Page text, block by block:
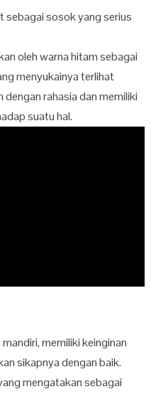
sebagai sosok yang serius
oleh warna hitam sebagai
menyukainya terlihat
rahasia dan memiliki
suatu hal.
memiliki keinginan
sikapnya dengan baik.
mengatakan sebagai